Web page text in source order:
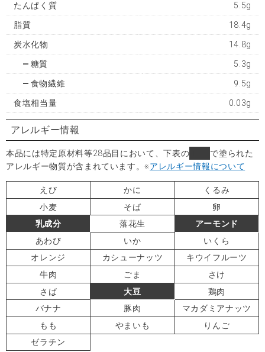
たんぱく質 5.5g
脂質 18.4g
炭水化物 14.8g
糖質 5.3g
食物繊維 9.5g
食塩相当量 0.03g
アレルギー情報
本品には特定原材料等28品目において、下表の
で塗られた
アレルギー物質が含まれています。※アレルギー情報について
えび かに
くるみ
小麦
そば
卵
乳成分
落花生
アーモンド
あわび
いか
いくら
オレンジ
カシューナッツ
キウイフルーツ
牛肉
ごま
さけ
さば
大豆
鶏肉
バナナ
豚肉
マカダミアナッツ
もも
やまいも
りんご
ゼラチン